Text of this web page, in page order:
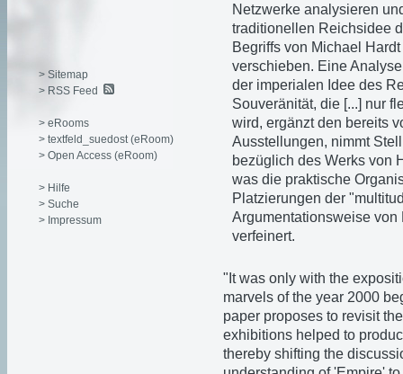
Netzwerke analysieren
traditionellen Reichsidee
Begriffs von Michael
verschieben. Eine
der imperialen Idee des
Souveränität, die [...] nur
wird, ergänzt den bereits
Ausstellungen, nimmt
bezüglich des Werks von
was die praktische
Platzierungen der
Argumentationsweise
verfeinert.
"It was only with the
marvels of the year 2000
paper proposes to revisit
exhibitions helped to
thereby shifting the
> Sitemap
> RSS Feed
> eRooms
> textfeld_suedost (eRoom)
> Open Access (eRoom)
> Hilfe
> Suche
> Impressum